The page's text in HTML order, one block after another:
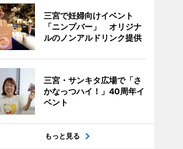
三宮で妊婦向けイベント
「ニンプバー」 オリジナ
ルのノンアルドリンク提供
三宮・サンキタ広場で「さ
かなっつハイ！」40周年イ
ベント
もっと見る